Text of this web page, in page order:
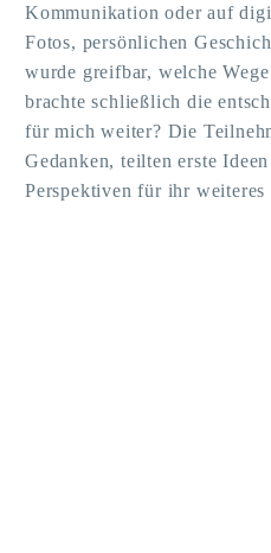
Kommunikation oder auf
Fotos, persönlichen
wurde greifbar, welche
brachte schließlich die
für mich weiter? Die
Gedanken, teilten erste
Perspektiven für ihr weiteres